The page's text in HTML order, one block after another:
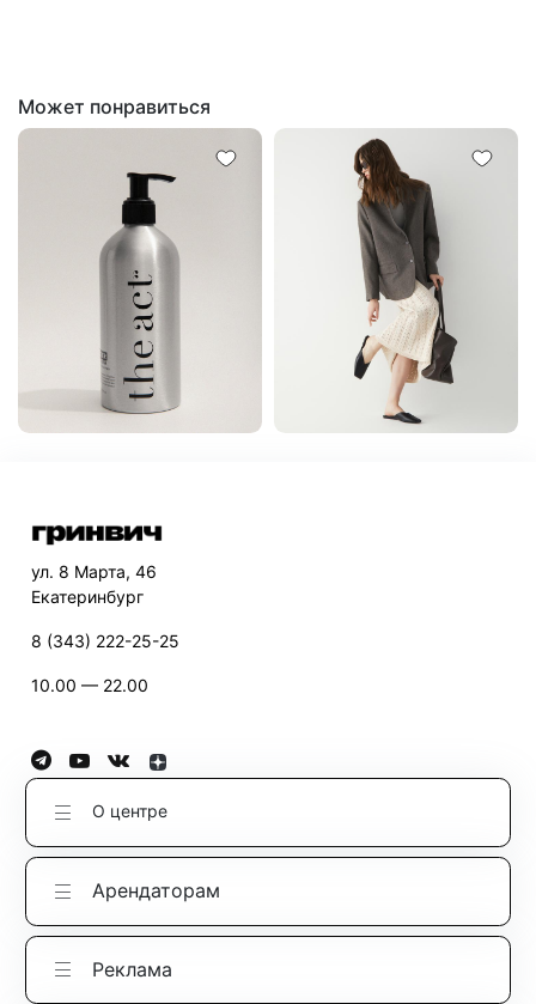
Может понравиться
ул. 8 Марта, 46
Екатеринбург
8 (343) 222-25-25
10.00 — 22.00
О центре
Арендаторам
Реклама